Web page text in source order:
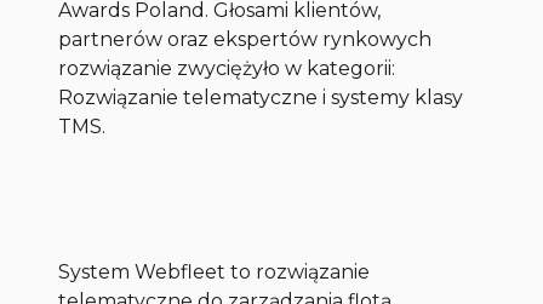
Awards Poland. Głosami klientów,
partnerów oraz ekspertów rynkowych
rozwiązanie zwyciężyło w kategorii:
Rozwiązanie telematyczne i systemy klasy
TMS.
System Webfleet to rozwiązanie